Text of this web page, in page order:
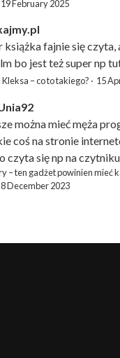
19 February 2025
książka fajnie się czyta,
bo jest też super np
– co to takiego? · 15
można mieć męża
coś na stronie
czyta się np na
– ten gadżet powinien mieć
8 December 2023